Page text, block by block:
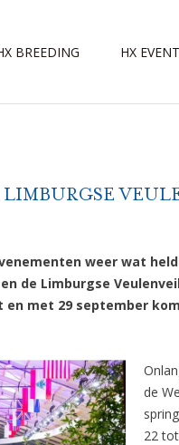
BREEDING HX
LIMBURGSE
weer wat
de Limburgse
met 29 september
de
22